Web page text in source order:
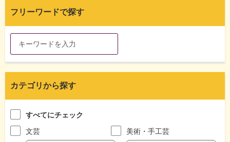
フリーワードで探す
カテゴリから探す
すべてにチェック
文芸
美術・手工芸